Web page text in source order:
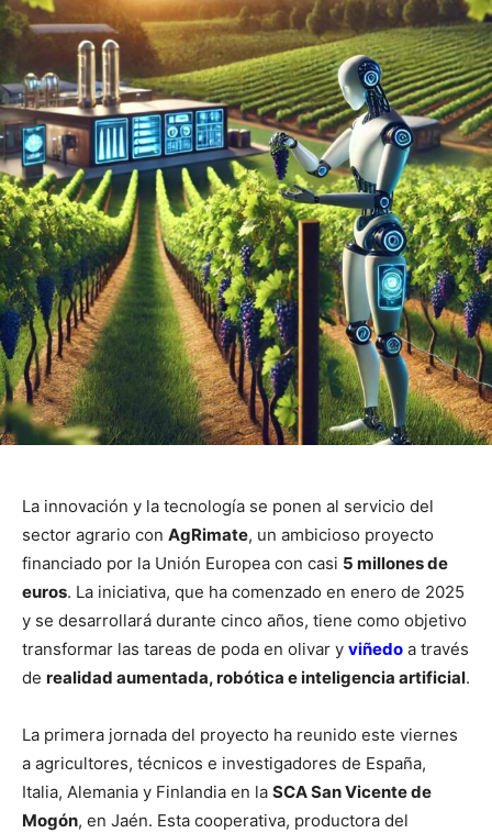
La innovación y la tecnología se ponen al servicio del
sector agrario con AgRimate, un ambicioso proyecto
financiado por la Unión Europea con casi 5 millones de
euros. La iniciativa, que ha comenzado en enero de 2025
y se desarrollará durante cinco años, tiene como objetivo
transformar las tareas de poda en olivar y viñedo a través
de realidad aumentada, robótica e inteligencia artificial.
La primera jornada del proyecto ha reunido este viernes
a agricultores, técnicos e investigadores de España,
Italia, Alemania y Finlandia en la SCA San Vicente de
Mogón, en Jaén. Esta cooperativa, productora del